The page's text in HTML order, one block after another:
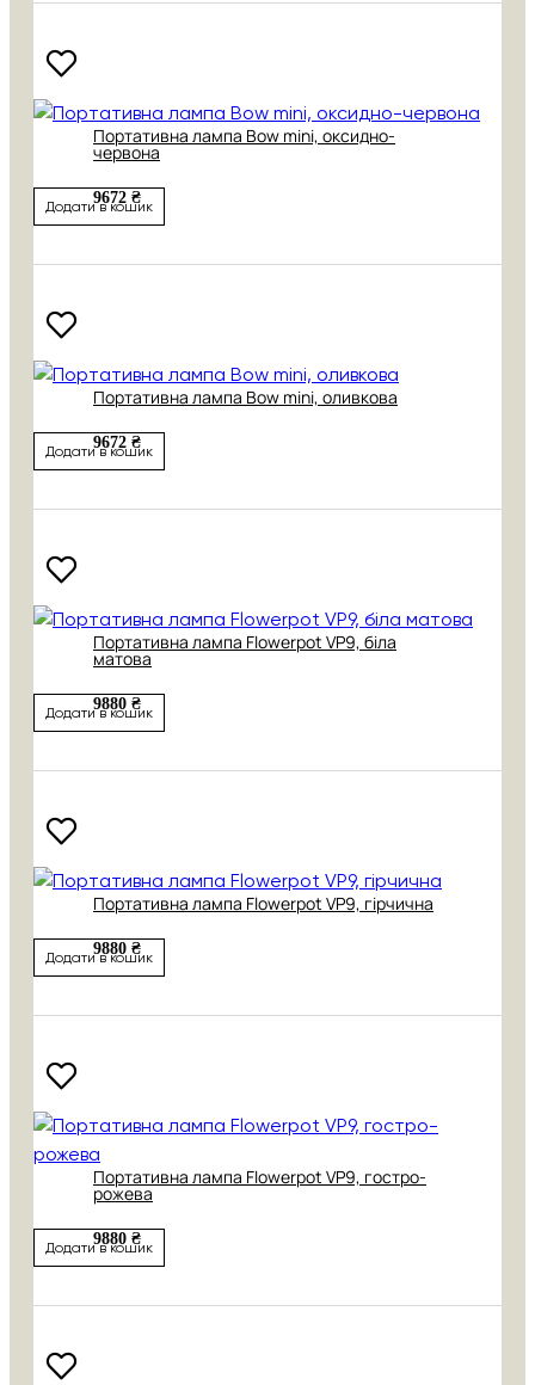
Портативна лампа Bow mini, оксидно-
червона
9672 ₴
Додати в кошик
Портативна лампа Bow mini, оливкова
9672 ₴
Додати в кошик
Портативна лампа Flowerpot VP9, біла
матова
9880 ₴
Додати в кошик
Портативна лампа Flowerpot VP9, гірчична
9880 ₴
Додати в кошик
Портативна лампа Flowerpot VP9, гостро-
рожева
9880 ₴
Додати в кошик